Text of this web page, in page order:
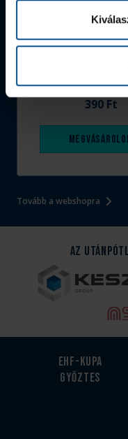
Tovább a webshopra
Grafitceruza
390 Ft
Az
EHF-Kupa
győztes